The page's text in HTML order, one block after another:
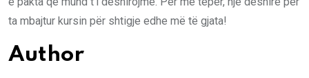
ta mbajtur kursin për shtigje edhe më të gjata!
Author